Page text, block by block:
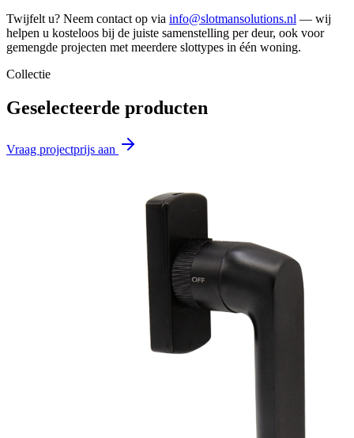
Twijfelt u? Neem contact op via info@slotmansolutions.nl — wij
helpen u kosteloos bij de juiste samenstelling per deur, ook voor
gemengde projecten met meerdere slottypes in één woning.
Collectie
Geselecteerde producten
Vraag projectprijs aan